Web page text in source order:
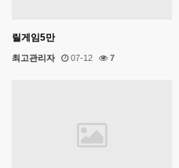
릴게임5만
최고관리자 07-12 7